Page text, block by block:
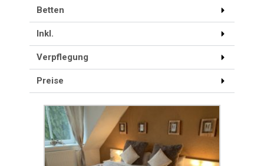
Betten
Inkl.
Verpflegung
Preise